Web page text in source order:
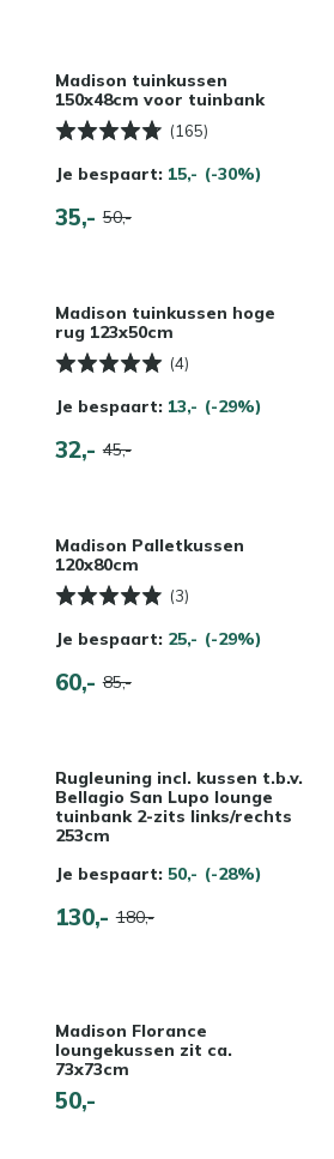
Madison tuinkussen
150x48cm voor tuinbank
(165)
Je bespaart: 15,- (-30%)
35,- 50,-
Madison tuinkussen hoge
rug 123x50cm
(4)
Je bespaart: 13,- (-29%)
32,- 45,-
Madison Palletkussen
120x80cm
(3)
Je bespaart: 25,- (-29%)
60,- 85,-
Rugleuning incl. kussen t.b.v.
Bellagio San Lupo lounge
tuinbank 2-zits links/rechts
253cm
Je bespaart: 50,- (-28%)
130,- 180,-
Madison Florance
loungekussen zit ca.
73x73cm
50,-